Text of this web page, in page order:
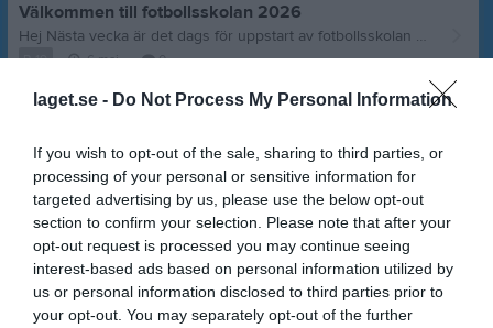
laget.se - Do Not Process My Personal Information
If you wish to opt-out of the sale, sharing to third parties, or
processing of your personal or sensitive information for
targeted advertising by us, please use the below opt-out
section to confirm your selection. Please note that after your
opt-out request is processed you may continue seeing
interest-based ads based on personal information utilized by
us or personal information disclosed to third parties prior to
your opt-out. You may separately opt-out of the further
Välkommen till fotbollsskolan 2026
Hej Nästa vecka är det dags för uppstart av fotbollsskolan 2026! Jag har precis skickat ut alla fakturor, hittar ni inte den kolla i skräpposten. För att få ut klädpaketet på kick-offen så måste avgiften vara betald innan 12/5. I paketet ingår en fotbollströja, fotboll och en vattenflaska. Har ni frågor angående fakturan/avgiften, kontakta mig. Gällande kickoffen tisdag 12/5 så ser starttiderna ut som följande: 17:30 Flickor 2019, 2020 - 2021 18:15 Pojkar 2019, 2020-2021 Kvällen startar med en aktivitet med kyrkans personal efter det kommer ni få gå till en angiven plats på Thulevallen för presentation av era ledare, information samt utlämning av klädpaket. Då detta bara är en uppstart av fotbollsskolan och inget träningstillfällle så kan ni komma som ni är och behöver inte ha på er träningskläder :) Vi ses nästa tisdag 12/5, välkommna! Hälsningar, Ida, MIF Kansli
P-19 6 maj 0
Visa fler nyheter
Nyheter från föreningen
Fördelning av arbetspass Lilla VM
2 jul
Fredagsfys
8 jun
Sista träningstillfället innan Lilla VM 2026
Senast uppladdade video